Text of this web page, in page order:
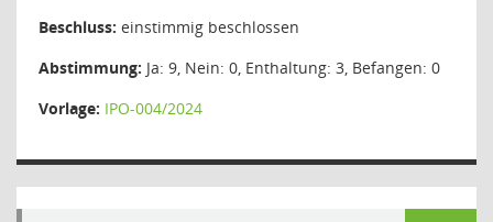
Beschluss: einstimmig beschlossen
Abstimmung: Ja: 9, Nein: 0, Enthaltung: 3, Befangen: 0
Vorlage: IPO-004/2024